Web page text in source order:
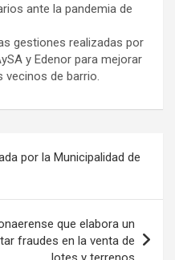
ante la pandemia de
gestiones realizadas por
y Edenor para mejorar
vecinos de barrio.
por la Municipalidad de
que elabora un
fraudes en la venta de